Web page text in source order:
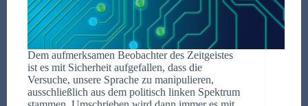
Dem aufmerksamen Beobachter des Zeitgeistes
ist es mit Sicherheit aufgefallen, dass die
Versuche, unsere Sprache zu manipulieren,
ausschließlich aus dem politisch linken Spektrum